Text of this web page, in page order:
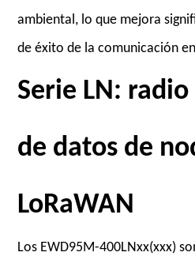
ambiental, lo que mejora
de éxito de la comunicación
Serie LN: radio
de datos de
LoRaWAN
Los EWD95M-400LNxx(xxx)